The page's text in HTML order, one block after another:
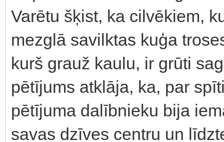
Varētu šķist, ka cilvēkiem,
mezglā savilktas kuģa
kurš grauž kaulu, ir grūti
pētījums atklāja, ka, par
pētījuma dalībnieku bija
savas dzīves centru un